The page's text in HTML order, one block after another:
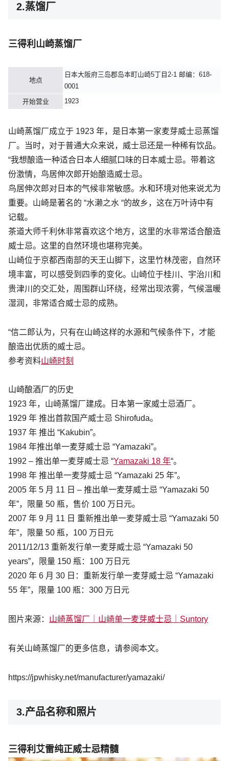
2.蒸馏厂
三得利山崎蒸馏厂
地点
日本大阪府三岛郡岛本町山崎5丁目2-1 邮编：618-
0001
开始营业
1923
山崎蒸馏厂成立于 1923 年，是 日本第一家麦芽威士忌蒸馏
厂。当时，对于普通大众来说，威士忌还是一种稀有饮品。
“我想酿造一种适合日本人细腻口味的日本威士忌。带着这
份激情， 鸟居伸次郎开始酿造威士忌。
鸟居伸次郎对日本的气候非常敏感。 水和环境对他来说尤为
重要。山崎是著名的 “水濑之水 “的故乡 ，这在万叶诗中有
记载。
茶道大师千利休非常喜欢这个地方，这里的水非常适合酿造
威士忌。这里的自然环境也堪称完美。
山崎位于京都西南部的天王山脚下，这里竹林茂密，自然环
境丰富，可以感受到四季的变化。山崎位于桂川、宇治川和
贵津川的交汇处，周围群山环绕，经常出现浓雾， 气候温暖
湿润 ，非常适合威士忌的成熟。
“信二郎认为，只有在山崎这样的水源和气候条件下，才能
酿造出优质的威士忌。
参考资料山崎时刻
山崎酿酒厂的历史
1923 年，山崎蒸馏厂建成。日本第一家威士忌酒厂。
1929 年 推出首款国产威士忌 Shirofuda。
1937 年 推出 “Kakubin”。
1984 年推出单一麦芽威士忌 “Yamazaki”。
1992 – 推出单一麦芽威士忌 “Yamazaki 18 年“。
1998 年 推出单一麦芽威士忌 “Yamazaki 25 年”。
2005 年 5 月 11 日 – 推出单一麦芽威士忌 “Yamazaki 50
年”，限量 50 瓶，售价 100 万日元。
2007 年 9 月 11 日 重新推出单一麦芽威士忌 “Yamazaki 50
年”，限量 50 瓶，100 万日元
2011/12/13 重新发行单一麦芽威士忌 “Yamazaki 50
years”，限量 150 瓶：100 万日元
2020 年 6 月 30 日：重新发行单一麦芽威士忌 “Yamazaki
55 年”，限量 100 瓶：300 万日元
图片来源： 山崎蒸馏厂｜山崎单一麦芽威士忌｜Suntory
有关山崎蒸馏厂的更多信息，请参阅本文。
https://jpwhisky.net/manufacturer/yamazaki/
3.产品名称和照片
三得利艾雷纯正威士忌精髓